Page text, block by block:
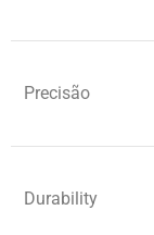
Precisão
Durability